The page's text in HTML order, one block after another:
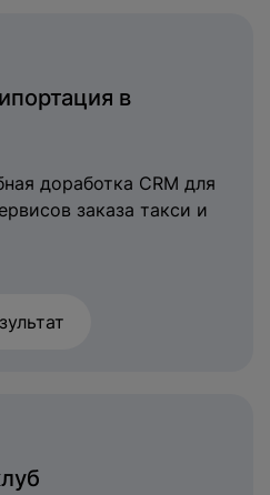
в
доработка СRM для
заказа такси и